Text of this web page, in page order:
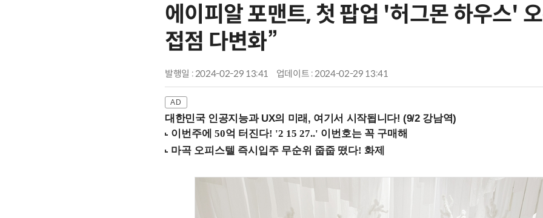
에이피알 포맨트, 첫 팝업 '허그몬 하우스'
접점 다변화”
발행일 : 2024-02-29 13:41 업데이트 : 2024-02-29 13:41
대한민국 인공지능과 UX의 미래, 여기서 시작됩니다! (9/2 강남역)